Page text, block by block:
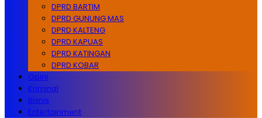
DPRD BARTIM
DPRD GUNUNG MAS
DPRD KALTENG
DPRD KAPUAS
DPRD KATINGAN
DPRD KOBAR
Opini
Kriminal
Bisnis
Entertainment